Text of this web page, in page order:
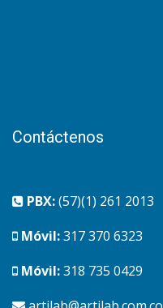
Contáctenos
PBX:(57)(1) 261 2013
Móvil:317 370 6323
Móvil:318 735 0429